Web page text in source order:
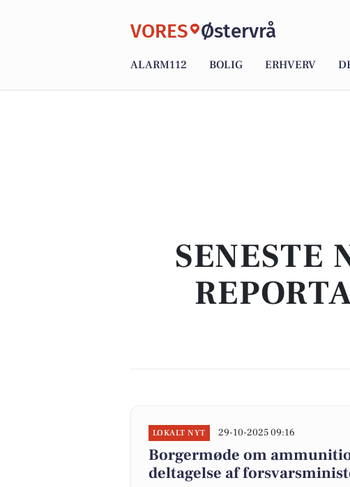
VORES Østervrå
ALARM112 BOLIG ERHVERV
SENESTE
LOKALT NYT 29-10-2025 09:16
Borgermøde om
deltagelse af